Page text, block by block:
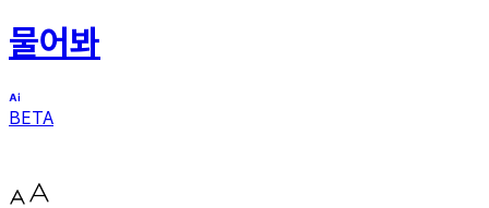
물어봐
BETA